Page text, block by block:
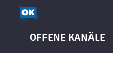
OFFENE KANÄLE